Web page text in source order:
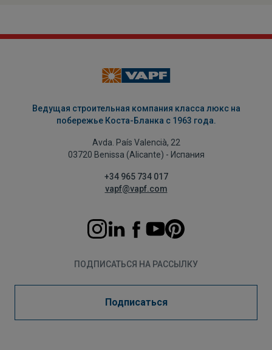
Ведущая строительная компания класса люкс на
побережье Коста-Бланка с 1963 года.
Avda. País Valencià, 22
03720 Benissa (Alicante) - Испания
+34 965 734 017
vapf@vapf.com
ПОДПИСАТЬСЯ НА РАССЫЛКУ
Подписаться